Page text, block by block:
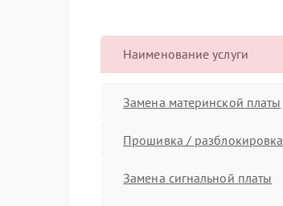
Наименование услуги
Замена материнской платы
Прошивка / разблокировка
Замена сигнальной платы